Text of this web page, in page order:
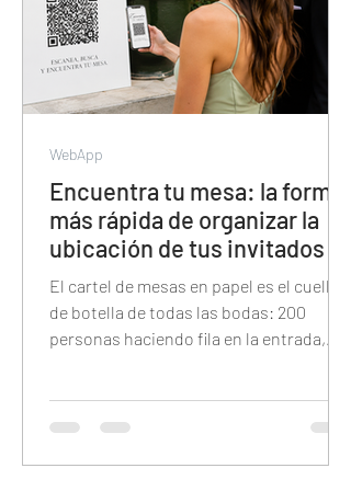
Encuentra tu mesa: la forma
más rápida de organizar la
ubicación de tus invitados
El cartel de mesas en papel es el cuello
de botella de todas las bodas: 200
personas haciendo fila en la entrada,
explica cómo reemplazarlo con un QR
nombre y encuentra su mesa en
WebApp